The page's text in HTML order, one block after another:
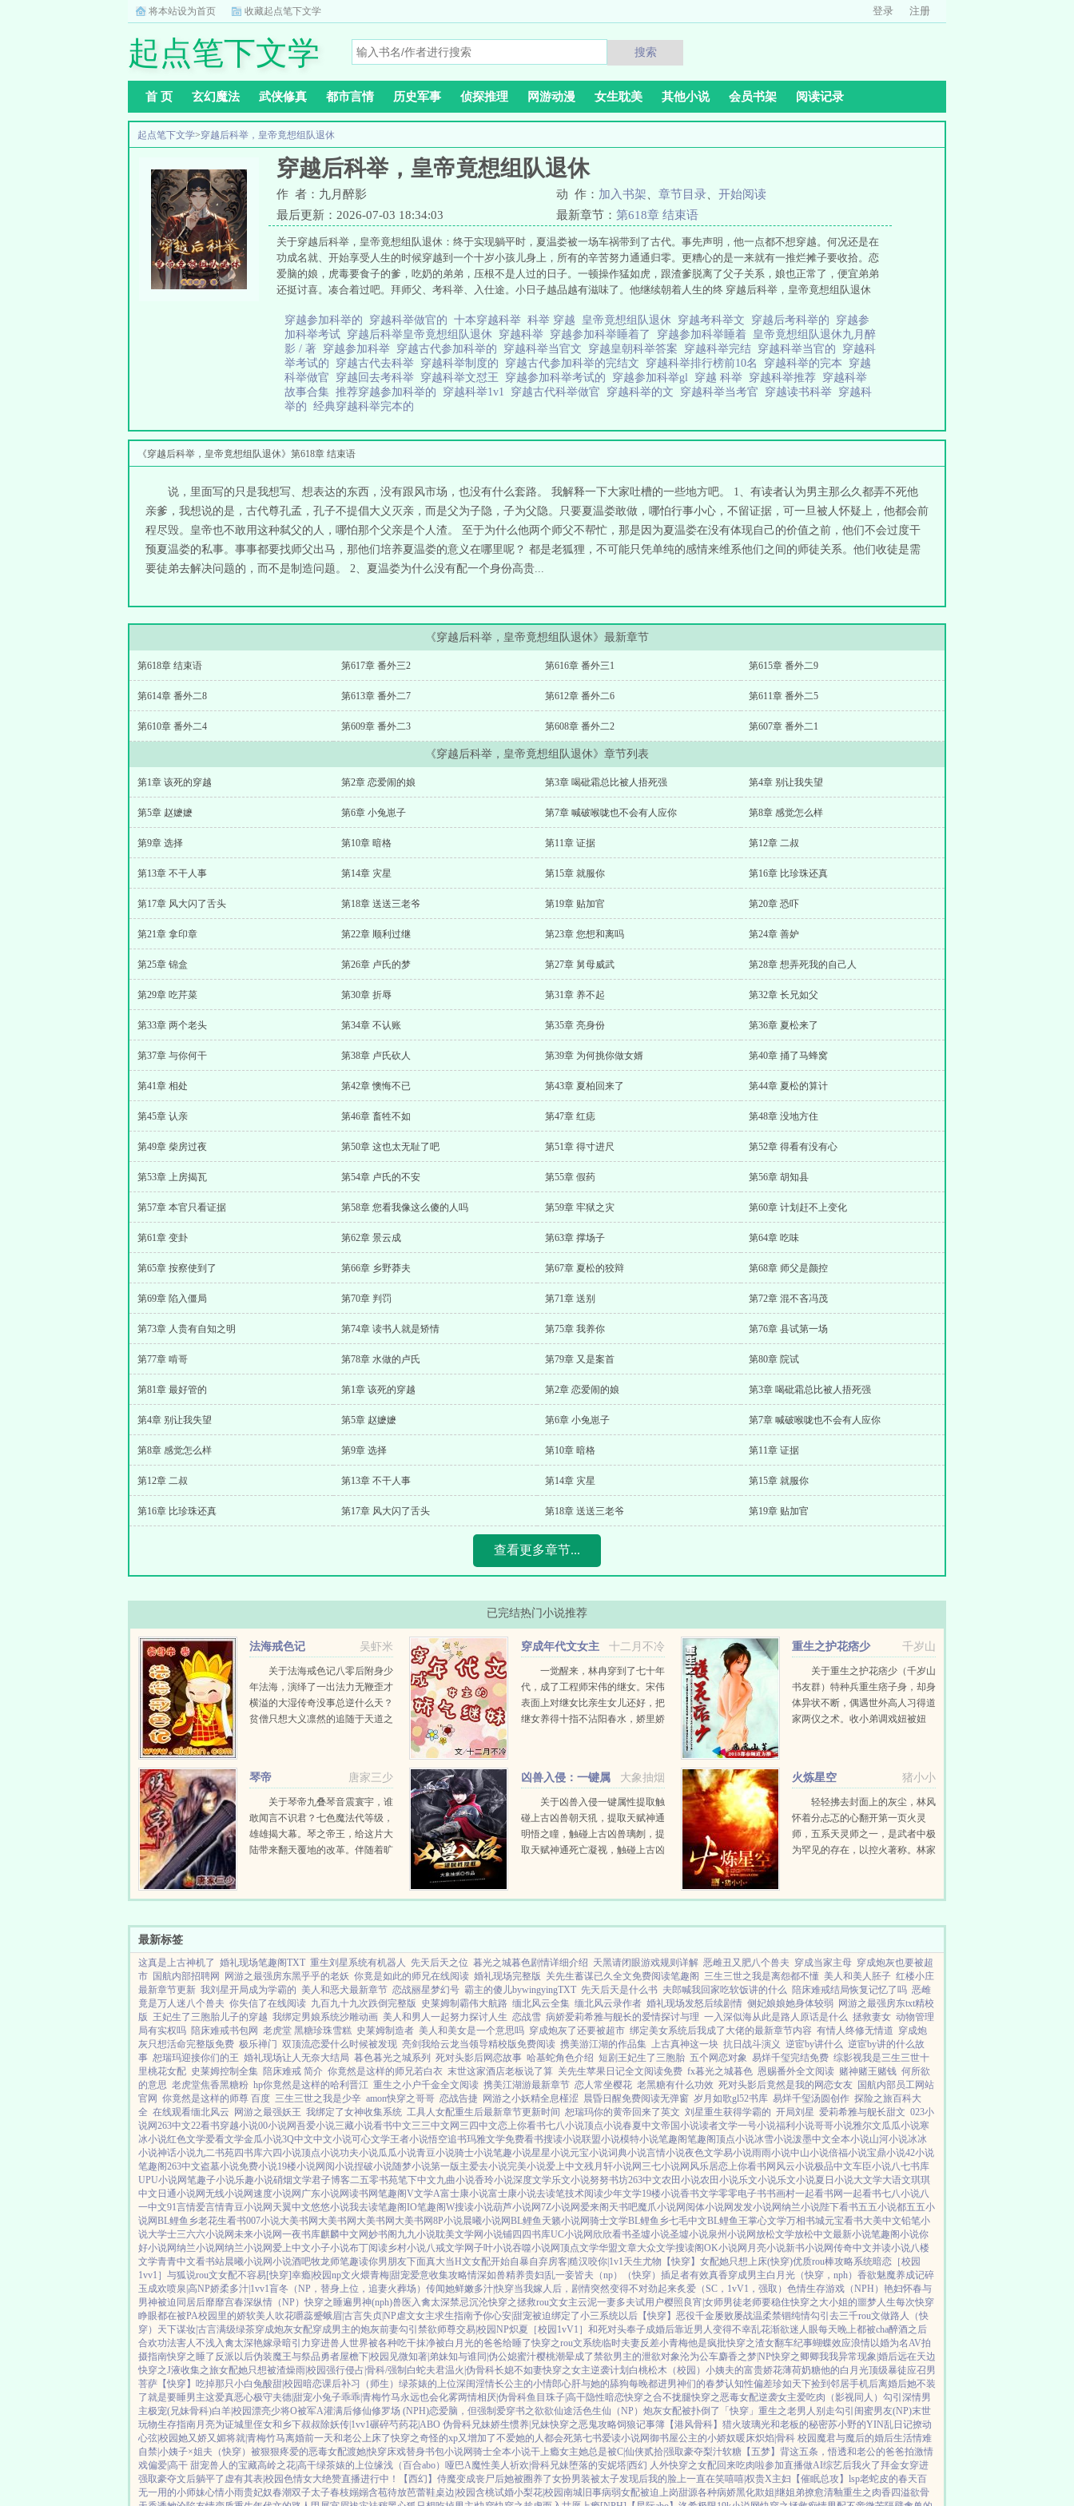
将本站设为首页 收藏起点笔下文学 登录 注册
起点笔下文学 搜索
首 页 玄幻魔法 武侠修真 都市言情 历史军事 侦探推理 网游动漫 女生耽美 其他小说 会员书架 阅读记录
起点笔下文学>穿越后科举，皇帝竟想组队退休
穿越后科举，皇帝竟想组队退休
作 者：九月醉影 动 作： 加入书架 章节目录
开始阅读
最后更新：2026-07-03 18:34:03
最新章节： 第618章 结束语
关于穿越后科举，皇帝竟想组队退休：终于实现躺平时，夏温娄被一场车祸带到了古代。事先声明，他一点都不想穿越。何况还是在
功成名就、开始享受人生的时候穿越到一个十岁小孩儿身上，所有的辛苦努力通通归零。更糟心的是一来就有一推烂摊子要收拾。恋
爱脑的娘，虎毒要食子的爹，吃奶的弟弟，压根不是人过的日子。一顿操作猛如虎，跟渣爹脱离了父子关系，娘也正常了，便宜弟弟
还挺讨喜。凑合着过吧。拜师父、考科举、入仕途。小日子越品越有滋味了。他继续朝着人生的终 穿越后科举，皇帝竟想组队退休
穿越参加科举的 穿越科举做官的 十本穿越科举 科举 穿越 皇帝竟想组队退休 穿越考科举文 穿越后考科举的 穿越参
加科举考试 穿越后科举皇帝竟想组队退休 穿越科举 穿越参加科举睡着了 穿越参加科举睡着 皇帝竟想组队退休九月醉
影 / 著 穿越参加科举 穿越古代参加科举的 穿越科举当官文 穿越皇朝科举答案 穿越科举完结 穿越科举当官的 穿越科
举考试的 穿越古代去科举 穿越科举制度的 穿越古代参加科举的完结文 穿越科举排行榜前10名 穿越科举的完本 穿越
科举做官 穿越回去考科举 穿越科举文怼王 穿越参加科举考试的 穿越参加科举gl 穿越 科举 穿越科举推荐 穿越科举
故事合集 推荐穿越参加科举的 穿越科举1v1 穿越古代科举做官 穿越科举的文 穿越科举当考官 穿越读书科举 穿越科
举的 经典穿越科举完本的
《穿越后科举，皇帝竟想组队退休》第618章 结束语
说，里面写的只是我想写、想表达的东西，没有跟风市场，也没有什么套路。 我解释一下大家吐槽的一些地方吧。 1、有读者认为男主那么久都弄不死他
亲爹，我想说的是，古代尊孔孟，孔子不提倡大义灭亲，而是父为子隐，子为父隐。只要夏温娄敢做，哪怕行事小心，不留证据，可一旦被人怀疑上，他都会前
程尽毁。皇帝也不敢用这种弑父的人，哪怕那个父亲是个人渣。 至于为什么他两个师父不帮忙，那是因为夏温娄在没有体现自己的价值之前，他们不会过度干
预夏温娄的私事。事事都要找师父出马，那他们培养夏温娄的意义在哪里呢？ 都是老狐狸，不可能只凭单纯的感情来维系他们之间的师徒关系。他们收徒是需
要徒弟去解决问题的，而不是制造问题。 2、夏温娄为什么没有配一个身份高贵...
《穿越后科举，皇帝竟想组队退休》最新章节
第618章 结束语 第617章 番外三2 第616章 番外三1 第615章 番外二9
第614章 番外二8 第613章 番外二7 第612章 番外二6 第611章 番外二5
第610章 番外二4 第609章 番外二3 第608章 番外二2 第607章 番外二1
《穿越后科举，皇帝竟想组队退休》章节列表
第1章 该死的穿越 第2章 恋爱闹的娘 第3章 喝砒霜总比被人捂死强 第4章 别让我失望
第5章 赵嬷嬷 第6章 小兔崽子 第7章 喊破喉咙也不会有人应你 第8章 感觉怎么样
第9章 选择 第10章 暗格 第11章 证据 第12章 二叔
第13章 不干人事 第14章 灾星 第15章 就服你 第16章 比珍珠还真
第17章 风大闪了舌头 第18章 送送三老爷 第19章 贴加官 第20章 恐吓
第21章 拿印章 第22章 顺利过继 第23章 您想和离吗 第24章 善妒
第25章 锦盒 第26章 卢氏的梦 第27章 舅母威武 第28章 想弄死我的自己人
第29章 吃芹菜 第30章 折辱 第31章 养不起 第32章 长兄如父
第33章 两个老头 第34章 不认账 第35章 亮身份 第36章 夏松来了
第37章 与你何干 第38章 卢氏砍人 第39章 为何挑你做女婿 第40章 捅了马蜂窝
第41章 相处 第42章 懊悔不已 第43章 夏柏回来了 第44章 夏松的算计
第45章 认亲 第46章 畜牲不如 第47章 红痣 第48章 没地方住
第49章 柴房过夜 第50章 这也太无耻了吧 第51章 得寸进尺 第52章 得看有没有心
第53章 上房揭瓦 第54章 卢氏的不安 第55章 假药 第56章 胡知县
第57章 本官只看证据 第58章 您看我像这么傻的人吗 第59章 牢狱之灾 第60章 计划赶不上变化
第61章 变卦 第62章 景云成 第63章 撑场子 第64章 吃味
第65章 按察使到了 第66章 乡野莽夫 第67章 夏松的狡辩 第68章 师父是颜控
第69章 陷入僵局 第70章 判罚 第71章 送别 第72章 混不吝冯茂
第73章 人贵有自知之明 第74章 读书人就是矫情 第75章 我养你 第76章 县试第一场
第77章 啃哥 第78章 水做的卢氏 第79章 又是案首 第80章 院试
第81章 最好管的 第1章 该死的穿越 第2章 恋爱闹的娘 第3章 喝砒霜总比被人捂死强
第4章 别让我失望 第5章 赵嬷嬷 第6章 小兔崽子 第7章 喊破喉咙也不会有人应你
第8章 感觉怎么样 第9章 选择 第10章 暗格 第11章 证据
第12章 二叔 第13章 不干人事 第14章 灾星 第15章 就服你
第16章 比珍珠还真 第17章 风大闪了舌头 第18章 送送三老爷 第19章 贴加官
查看更多章节...
已完结热门小说推荐
吴虾米
法海戒色记
关于法海戒色记八零后附身少
年法海，演绎了一出法力无鞭歪才
横溢的大湿传奇没事总逆什么天？
贫僧只想大义凛然的追随于天道之
十二月不冷
穿成年代文女主
的娇气继妹
一觉醒来，林冉穿到了七十年
代，成了工程师宋伟的继女。宋伟
表面上对继女比亲生女儿还好，把
继女养得十指不沾阳春水，娇里娇
千岁山
重生之护花痞少
关于重生之护花痞少（千岁山
书友群）特种兵重生痞子身，却身
体异状不断，偶遇世外高人习得道
家两仪之术。收小弟调戏妞被妞
过你？那是因为我会太...
唐家三少
琴帝
关于琴帝九叠琴音震寰宇，谁
敢闻言不识君？七色魔法代等级，
雄雄揭大幕。琴之帝王，给这片大
陆带来翻天覆地的改革。伴随着旷
生。...
大象抽烟
凶兽入侵：一键属
性提取关于凶兽入侵一键属性提取触
碰上古凶兽朝天犼，提取天赋神通
明悟之瞳，触碰上古凶兽璃刎，提
取天赋神通死亡凝视，触碰上古凶
值，提取10000淬体属性，...
猪小小
火炼星空
轻轻拂去封面上的灰尘，林风
怀着分忐忑的心翻开第一页火灵
师，五系天灵师之一，是武者中极
为罕见的存在，以控火著称。林家
这是一个星空最强者的崛起之路。
最新标签
这真是上古神机了 婚礼现场笔趣阁TXT 重生刘星系统有机器人 先天后天之位 暮光之城暮色剧情详细介绍 天黑请闭眼游戏规则详解 恶雌丑又肥八个兽夫 穿成当家主母 穿成炮灰也要被超
市 国航内部招聘网 网游之最强房东黑乎乎的老妖 你竟是如此的师兄在线阅读 婚礼现场完整版 关先生蓄谋已久全文免费阅读笔趣阁 三生三世之我是离怨都不懂 美人和美人胚子 红楼小庄
最新章节更新 我刘星开局成为学霸的 美人和恶犬最新章节 恋战丽星梦幻号 霸主的傻儿bywingyingTXT 先天后天是什么书 夫郎喊我回家吃软饭讲的什么 陪床难戒结局恢复记忆了吗 恶雌
竟是万人迷八个兽夫 你失信了在线阅读 九百九十九次跌倒完整版 史莱姆制霸伟大航路 缅北风云全集 缅北风云录作者 婚礼现场发怒后续剧情 侧妃娘娘她身体较弱 网游之最强房东txt精校
版 王妃生了三胞胎儿子的穿越 我绑定男娘系统沙雕动画 美人和男人一起努力探讨人生 恋战雪 病娇爱莉希雅与舰长的爱情探讨与理 一入深似海从此是路人原话是什么 拯救妻女 动物管理
局有实权吗 陪床难戒书包网 老虎堂 黑糖珍珠雪糕 史莱姆制造者 美人和美女是一个意思吗 穿成炮灰了还要被超市 绑定美女系统后我成了大佬的最新章节内容 有情人终修无情道 穿成炮
灰只想活命完整版免费 极乐禅门 双顶流恋爱什么时候被发现 亮剑我给云龙当领导精校版免费阅读 携美游江湖的作品集 上古真神这一块 抗日战斗演义 逆宦by讲什么 逆宦by讲的什么故
事 恕瑞玛迎接你们的王 婚礼现场让人无奈大结局 暮色暮光之城系列 死对头影后网恋故事 哈基蛇角色介绍 短剧王妃生了三胞胎 五个网恋对象 易烊千玺完结免费 综影视我是三生三世十
里桃花女配 史莱姆控制全集 陪床难戒 简介 你竟然是这样的师兄若白衣 末世这家酒店老板说了算 关先生苹果日记全文阅读免费 fx暮光之城暮色 恩赐番外全文阅读 赌神赌王赌钱 何所欲
的意思 老虎堂焦香黑糖粉 hp你竟然是这样的哈利晋江 重生之小户千金全文阅读 携美江湖游最新章节 恋人常坐樱花 老黑糖有什么功效 死对头影后竟然是我的网恋女友 国航内部员工网站
官网 你竟然是这样的师尊 百度 三生三世之我是少辛 amon快穿之哥哥 恋战告捷 网游之小妖精全息槿涩 晨昏日醒免费阅读无弹窗 岁月如歌gl52书库 易烊千玺汤圆创作 探险之旅百科大
全 在线观看缅北风云 网游之最强妖王 我绑定了女神收集系统 工具人女配重生后最新章节更新时间 恕瑞玛你的黄帝回来了英文 刘星重生获得学霸的 开局刘星 爱莉希雅与舰长甜文 023小
说网263中文22看书穿越小说00小说网吾爱小说三藏小说看书中文三三中文网 三四中文恋上你看书七八小说顶点小说春夏中文帝国小说读者文学一号小说福利小说哥哥小说雅尔文瓜瓜小说寒
冰小说红色文学爱看文学金瓜小说3Q中文中文小说可心文学王者小说悟空追书玛雅文学免费看书搜读小说联盟小说模特小说笔趣阁笔趣阁顶点小说冰雪小说泼墨中文全本小说山河小说冰冰
小说神话小说九二书苑四书库六四小说顶点小说功夫小说瓜瓜小说青豆小说骑士小说笔趣小说星星小说元宝小说词典小说言情小说夜色文学易小说雨雨小说中山小说倍福小说宝鼎小说42小说
笔趣阁263中文盗墓小说免费小说19楼小说网阅小说捏破小说随梦小说第一版主爱去小说完美小说爱上中文残月轩小说网 三七小说网 风乐居恋上你看书网 风云小说极品中文车臣小说八七书库
UPU小说网笔趣子小说乐趣小说硝烟文学君子博客二五零书苑笔下中文九曲小说香玲小说深度文学乐文小说努努书坊263中文农田小说农田小说乐文小说乐文小说夏日小说大文学大语文琪琪
中文 日通小说网无线小说网速度小说网 广东小说网读书网笔趣阁V文学A富士康小说富士康小说去读笔技术阅读少年文学19楼小说香书文学零零电子书书画村一起看书网一起看书七八小说八
一中文91言情爱言情青豆小说网 天翼中文悠悠小说我去读笔趣阁IO笔趣阁W搜读小说葫芦小说网7Z小说网爱来阁 天书吧魔爪小说网 阅体小说网发发小说网纳兰小说陛下看书五五小说都五五小
说网BL鲤鱼乡老花生看书007小说大美书网 大美书网 大美书网 大美书网8P小说晨曦小说网BL鲤鱼 天籁小说网骑士文学BL鲤鱼乡七毛中文BL鲤鱼王掌心文学万相书城元宝看书大美中文铅笔小
说大学士三六六小说网未来小说网一夜书库麒麟中文网妙书阁 九九小说耽美文学网小说铺四四书库UC小说网 欣欣看书圣墟小说圣墟小说泉州小说网放松文学放松中文最新小说笔趣阁小说你
好小说网纳兰小说网纳兰小说网爱上中文小子小说布丁阅读乡村小说八戒文学网子叶小说吞噬小说网顶点文学华盟文章大众文学搜读阁OK小说网 月亮小说新书小说网传奇中文并读小说八楼
文学青青中文看书站晨曦小说网小说酒吧牧龙师笔趣读你男朋友下面真大当H文女配开始自暴自弃房客|糙汉咬你|1v1天生尤物【快穿】 女配她只想上床(快穿)优质rou棒攻略系统暗恋［校园
1vv1］ 与狐说rou文女配不容易[快穿]幸瘾|校园np文火煨青梅|甜宠爱意收集攻略情深如兽精养贵妇|乱一妾皆夫（np） （快穿）插足者有效真香穿成男主白月光（快穿，nph） 香欲魅魔养成记碎
玉成欢喷泉|高NP娇柔多汁|1vv1盲冬（NP，替身上位，追妻火葬场） 传闻她鲜嫩多汁|快穿当我嫁人后，剧情突然变得不对劲起来炙爱（SC，1vV1，强取） 色情生存游戏（NPH） 艳妇怀春与
男神被迫同居后靡靡宫春深纵情（NP）快穿之睡遍男神(nph)兽医 入禽太深禁忌沉沦快穿之拯救rou文女主云泥一妻多夫试用户樱照良宵|女师男徒老师要稳住快穿之大小姐的噩梦人生每次快穿
睁眼都在被PA校园里的娇软美人 吹花嚼蕊蹙蛾眉|古言失贞|NP虐文女主求生指南予你心安|甜宠被迫绑定了小三系统以后【快穿】 恶役千金屡败屡战温柔禁锢纯情勾引 去三千rou文做路人（快
穿） 天下谋妆|古言满级绿茶穿成炮灰女配穿成男主的炮灰前妻勾引禁欲师尊交易|校园NP炽夏［校园1vV1］ 和死对头奉子成婚后靠近男人变得不幸乱花渐欲迷人眼每天晚上都被cha醉酒之后
合欢功法害人不浅入禽太深艳嫁录暗引力穿进兽人世界被各种吃干抹净被白月光的爸爸给睡了快穿之rou文系统临时夫妻反差小青梅他是疯批快穿之渣女翻车纪事蝴蝶效应浪情以婚为名AV拍
摄指南快穿之睡了反派以后伪装魔王与祭品勇者屋檐下|校园 见微知著|弟妹知与谁同|伪公媳蜜汁樱桃潮晕成了禁欲男主的泄欲对象沦为公车麝香之梦|NP快穿之卿卿我我异常现象|婚后远在天边
快穿之J液收集之旅女配她只想被渣燥雨|校园强行侵占|骨科/强制 白蛇夫君温火|伪骨科长媳不如妻快穿之女主逆袭计划 白桃松木（校园） 小姨夫的富贵娇花薄荷奶糖他的白月光顶级暴徒应召男
菩萨 【快穿】吃掉那只小白兔酸甜|校园暗恋课后补习（师生） 绿茶婊的上位深闺淫情长公主的小情郎心肝与她的舔狗每晚都进男神们的春梦认知性偏差珍如天下捡到邻居手机后离婚后她不装
了就是要睡男主这爱真恶心极守夫德|甜宠小兔子乖乖|青梅竹马永远也会化雾两情相厌|伪骨科鱼目珠子|高干隐性暗恋快穿之合不拢腿快穿之恶毒女配逆袭女主爱吃肉 （影视同人）勾引深情男
主极宠(兄妹骨科)白羊|校园漂亮少将O被军A灌满后修仙修罗场 (NPH)恋爱脑，但强制爱穿书之欲欲仙途活色生仙（NP） 炮灰女配被扑倒了「快穿」 重生之老男人别走勾引闺蜜男友(NP)末世
玩物生存指南月亮为证城里侄女和乡下叔叔除妖传|1vv1碾碎芍药花|ABO 伪骨科兄妹娇生惯养|兄妹快穿之恶鬼攻略饲狼记事簿 【港风骨科】猎火玻璃光和老板的秘密苏小野的YIN乱日记撩动
心弦|校园她又娇又媚将就|青梅竹马离婚前一天和老公上床了快穿之奇怪的xp又增加了不爱她的人都会死第七书爱读小说网御书屋公主的小娇奴暖床炽焰|骨科 校园 魔君与魔后的婚后生活情难
自禁|小姨子×姐夫 （快穿）被狠狠疼爱的恶毒女配渡她|快穿床戏替身书包小说网骑士全本小说干上瘾女主她总是被C|仙侠贰拾|强取豪夺梨汁软糖 【五梦】背这五条，悟透和老公的爸爸拍激情
戏偏爱|高干 甜宠兽人的宝藏高岭之花|高干绿茶婊的上位缘浅（百合abo）哑巴A魔性美人祈欢|骨科兄妹堕落的安妮塔|西幻 人外快穿之女配回来吃肉啦参加直播做AI综艺后我火了 拜金女穿进
强取豪夺文后躺平了 虚有其表|校园色情女大绝赞直播进行中！ 【西幻】侍魔变成丧尸后她被圈养了女扮男装被太子发现后我的脸上一直在笑嘻嘻|权贵X主妇 【催眠总攻】lsp老蛇皮的春天百
无一用的小师妹心情小雨贵妃奴春潮双子太子春枝嫋嫋含苞待放芭蕾鞋桌边|校园含桃试婚小梨花|校园南城旧事病弱女配被迫上岗甜源各种病娇黑化欺姐|继姐弟撩愈清釉重生之肉香四溢欲骨